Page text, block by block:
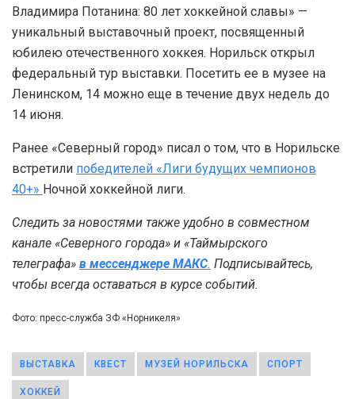
Владимира Потанина: 80 лет хоккейной славы» —
уникальный выставочный проект, посвященный
юбилею отечественного хоккея. Норильск открыл
федеральный тур выставки. Посетить ее в музее на
Ленинском, 14 можно еще в течение двух недель до
14 июня.
Ранее «Северный город» писал о том, что в Норильске
встретили победителей «Лиги будущих чемпионов
40+» Ночной хоккейной лиги.
Следить за новостями также удобно в совместном
канале «Северного города» и «Таймырского
телеграфа» в мессенджере MAКС. Подписывайтесь,
чтобы всегда оставаться в курсе событий.
Фото: пресс-служба ЗФ «Норникеля»
ВЫСТАВКА КВЕСТ МУЗЕЙ НОРИЛЬСКА СПОРТ
ХОККЕЙ